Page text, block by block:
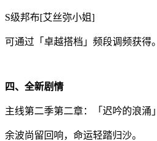
S级邦布[艾丝弥小姐]
可通过「卓越搭档」频段调频获得。
四、全新剧情
主线第二季第二章：「迟吟的浪涌」
余波尚留回响，命运轻踏归沙。